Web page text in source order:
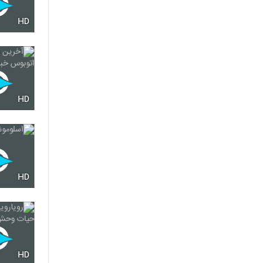
HD
HD
HD
HD